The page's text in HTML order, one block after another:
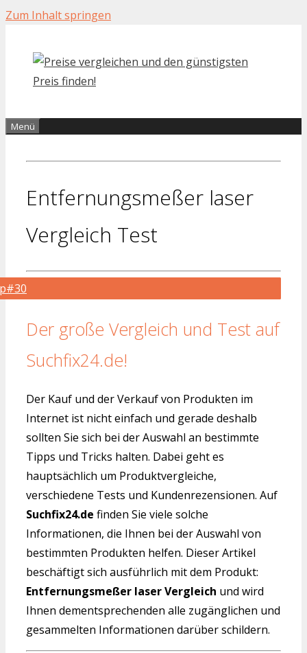
Zum Inhalt springen
Menü
Entfernungsmeßer laser
Vergleich Test
Der große Vergleich und Test auf
Suchfix24.de!
Der Kauf und der Verkauf von Produkten im
Internet ist nicht einfach und gerade deshalb
sollten Sie sich bei der Auswahl an bestimmte
Tipps und Tricks halten. Dabei geht es
hauptsächlich um Produktvergleiche,
verschiedene Tests und Kundenrezensionen. Auf
Suchfix24.de finden Sie viele solche
Informationen, die Ihnen bei der Auswahl von
bestimmten Produkten helfen. Dieser Artikel
beschäftigt sich ausführlich mit dem Produkt:
Entfernungsmeßer laser Vergleich und wird
Ihnen dementsprechenden alle zugänglichen und
gesammelten Informationen darüber schildern.